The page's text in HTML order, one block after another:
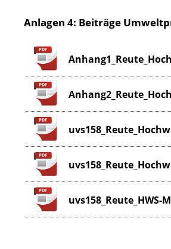
Anlagen 4: Beiträge
uvs158_Reute_HWS-